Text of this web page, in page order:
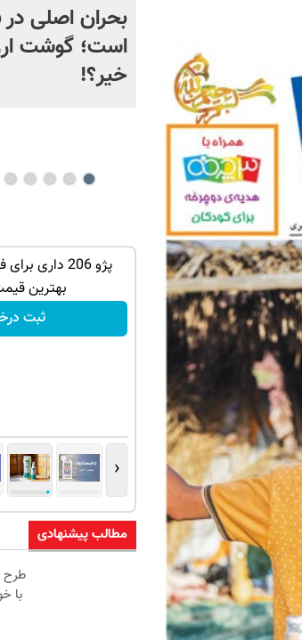
با سوم؛ شهادت
هوش مصنوعی
بحران اصلی در
است؛ گوشت
خیر؟!
بیمه سامان با حقوق
و مزایای بالا
تکمیل فرم
پژو 206 داری
بهترین
ثبت
‹
مطالب پیشنهادی
طرح
با